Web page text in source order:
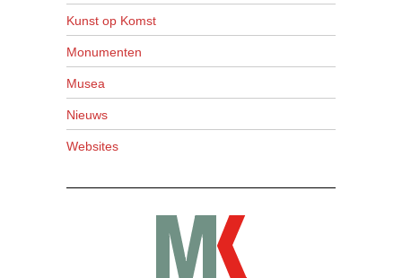
Kunst op Komst
Monumenten
Musea
Nieuws
Websites